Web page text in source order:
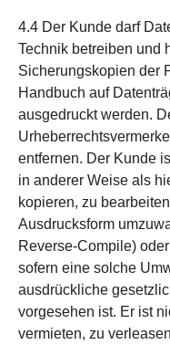
4.4 Der Kunde darf
Technik betreiben und
Sicherungskopien der
Handbuch auf
ausgedruckt werden.
entfernen. Der Kunde
in anderer Weise als
kopieren, zu
Ausdrucksform
Reverse-Compile)
sofern eine solche
ausdrückliche
vorgesehen ist. Er ist
vermieten, zu